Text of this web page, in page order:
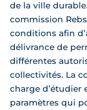
de la ville
commission
conditions afin
délivrance de
différentes
collectivités. La
charge d’étudier
paramètres qui